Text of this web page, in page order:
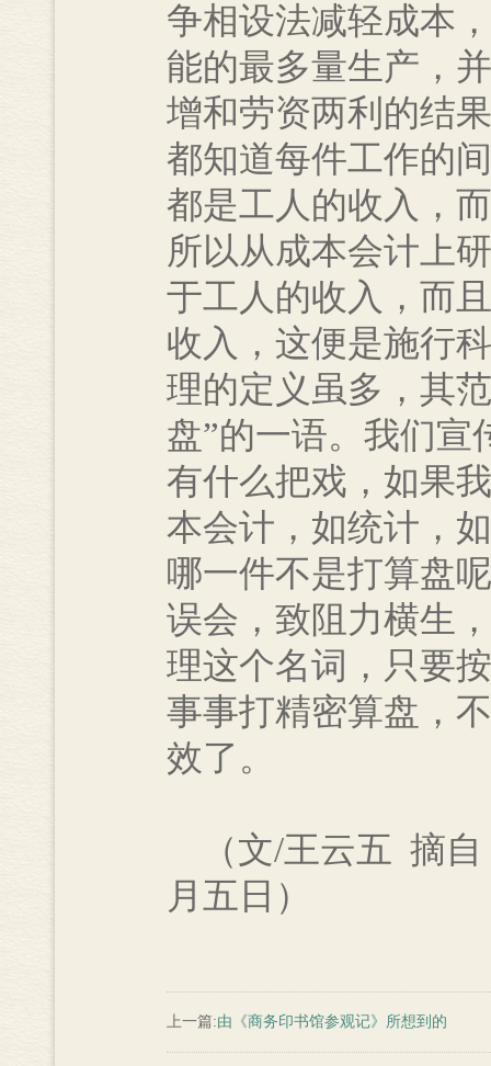
争相设法减轻成本
能的最多量生产，
增和劳资两利的结
都知道每件工作的
都是工人的收入，
所以从成本会计上
于工人的收入，而
收入，这便是施行
理的定义虽多，其
盘”的一语。我们宣
有什么把戏，如果
本会计，如统计，
哪一件不是打算盘
误会，致阻力横生
理这个名词，只要
事事打精密算盘，
效了。
（文/王云五 摘自
月五日）
上一篇:由《商务印书馆参观记》所想到的